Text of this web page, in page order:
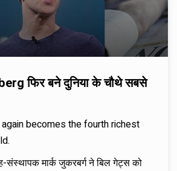
फिर बने दुनिया के चौथे सबसे
becomes the fourth richest
मार्क जुकरबर्ग ने बिल गेट्स को